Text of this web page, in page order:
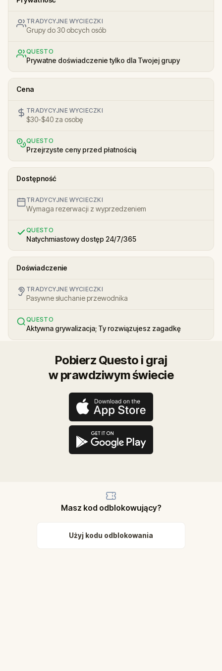
TRADYCYJNE WYCIECZKI
Grupy do 30 obcych osób
QUESTO
Prywatne doświadczenie tylko dla Twojej grupy
Cena
TRADYCYJNE WYCIECZKI
$30-$40 za osobę
QUESTO
Przejrzyste ceny przed płatnością
Dostępność
TRADYCYJNE WYCIECZKI
Wymaga rezerwacji z wyprzedzeniem
QUESTO
Natychmiastowy dostęp 24/7/365
Doświadczenie
TRADYCYJNE WYCIECZKI
Pasywne słuchanie przewodnika
QUESTO
Aktywna grywalizacja; Ty rozwiązujesz zagadkę
Pobierz Questo i graj
w prawdziwym świecie
Masz kod odblokowujący?
Użyj kodu odblokowania